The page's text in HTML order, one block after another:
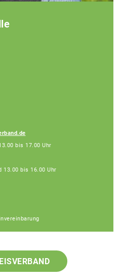
bis 17.00 Uhr
13.00 bis 16.00 Uhr